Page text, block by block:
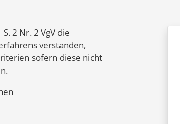
2 Nr. 2 VgV die
verstanden,
sofern diese nicht